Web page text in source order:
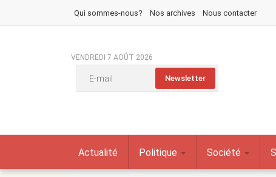
Qui sommes-nous? Nos archives Nous contacter
VENDREDI 7 AOÛT 2026
Actualité Politique Société